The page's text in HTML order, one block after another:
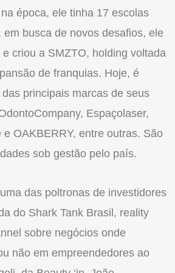
época, ele tinha 17 escolas
em busca de novos desafios, ele
criou a SMZTO, holding voltada
de franquias. Hoje, é
principais marcas de seus
Espaçolaser,
OAKBERRY, entre outras. São
sob gestão pelo país.
das poltronas de investidores
do Shark Tank Brasil, reality
sobre negócios onde
não em empreendedores ao